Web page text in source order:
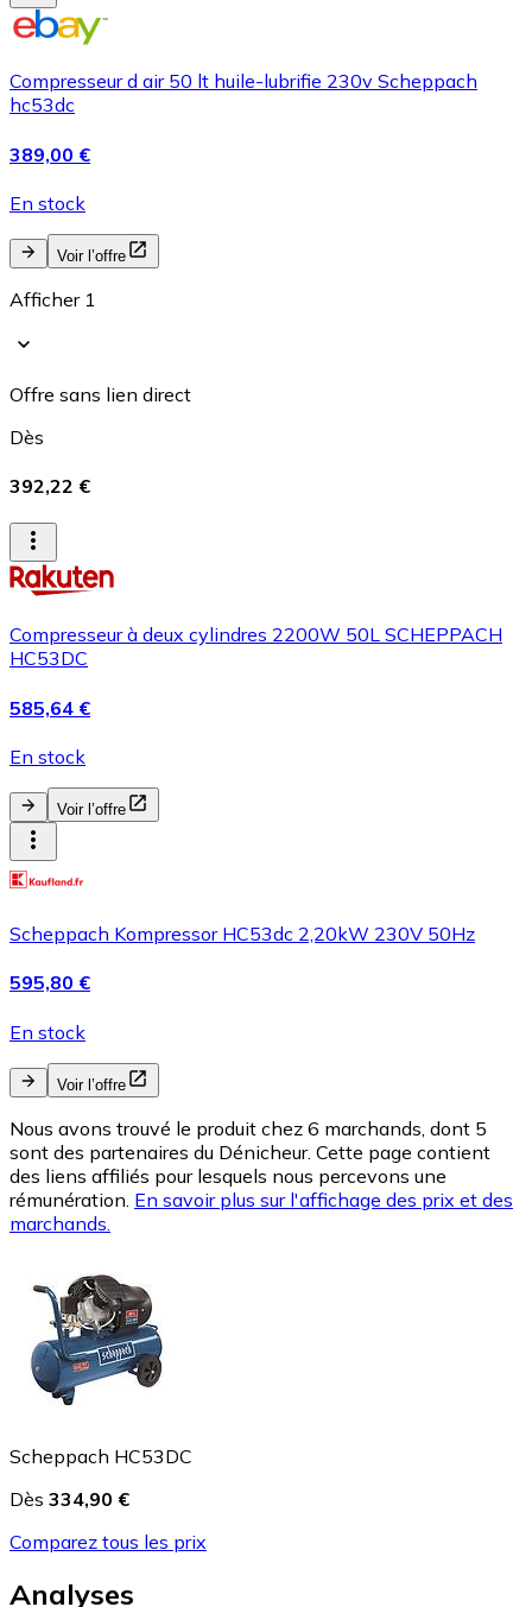
Compresseur d air 50 lt huile-lubrifie 230v Scheppach
hc53dc
389,00 €
En stock
Voir l’offre
Afficher 1
Offre sans lien direct
Dès
392,22 €
Compresseur à deux cylindres 2200W 50L SCHEPPACH
HC53DC
585,64 €
En stock
Voir l’offre
Scheppach Kompressor HC53dc 2,20kW 230V 50Hz
595,80 €
En stock
Voir l’offre
Nous avons trouvé le produit chez 6 marchands, dont 5
sont des partenaires du Dénicheur. Cette page contient
des liens affiliés pour lesquels nous percevons une
rémunération. En savoir plus sur l'affichage des prix et des
marchands.
Scheppach HC53DC
Dès 334,90 €
Comparez tous les prix
Analyses